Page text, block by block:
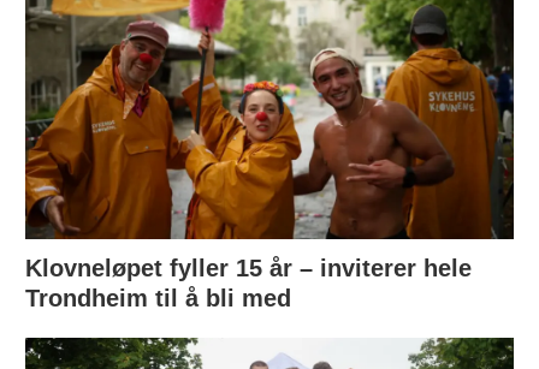
Klovneløpet fyller 15 år – inviterer hele
Trondheim til å bli med